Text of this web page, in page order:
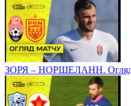
ЗОРЯ – НОРШЕЛАНН. Огляд